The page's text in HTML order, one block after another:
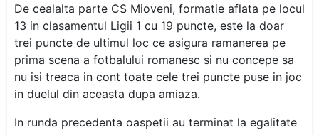
De cealalta parte CS Mioveni, formatie aflata pe locul
13 in clasamentul Ligii 1 cu 19 puncte, este la doar
trei puncte de ultimul loc ce asigura ramanerea pe
prima scena a fotbalului romanesc si nu concepe sa
nu isi treaca in cont toate cele trei puncte puse in joc
in duelul din aceasta dupa amiaza.
In runda precedenta oaspetii au terminat la egalitate